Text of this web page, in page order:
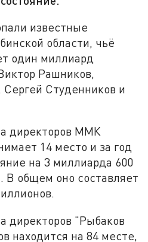
известные
области, чьё
один миллиард
Рашников,
Сергей Студенников и
директоров ММК
14 место и за год
на 3 миллиарда 600
В общем оно составляет
директоров "Рыбаков
находится на 84 месте,